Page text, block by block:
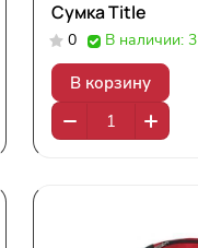
Сумка Title
0 В наличии: 3
В корзину